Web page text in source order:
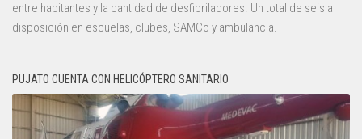
entre habitantes y la cantidad de desfibriladores. Un total de seis a
disposición en escuelas, clubes, SAMCo y ambulancia.
PUJATO CUENTA CON HELICÓPTERO SANITARIO